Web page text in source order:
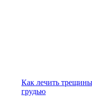
Как лечить
грудью